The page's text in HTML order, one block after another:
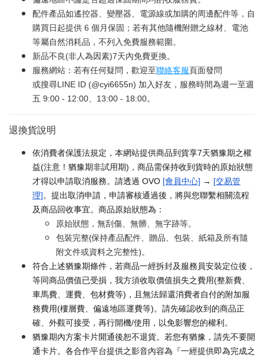
配件產品如遙控器、變壓器、電源線或加購的周邊配件等，自
購買日起提供 6 個月保固；若有其他隨機附贈之線材、電池
等屬自然消耗品，不列入免費服務範圍。
新品不良(非人為因素)7天內免費更換。
服務網站：若有任何疑問，歡迎至聯絡客服頁面發問
或搜尋LINE ID (@cyi6655n) 加入好友，服務時間為週一至週
五 9:00 - 12:00、13:00 - 18:00。
退換貨說明
依消費者保護法規定，本網站提供商品到貨享7天猶豫期之權
益(注意！猶豫期非試用期)，商品需保持收到貨時的原始狀態
才得以申請取消服務。請透過 OVO [會員中心] → [交易管
理]。提出取消申請，申請審核通過後，將與您聯繫相關流程
及商品回收事宜。商品原始狀態為：
原始狀態，無刮傷、無髒、無字跡等。
包裝完整(保持產品配件、贈品、包裝、紙箱及所有隨
附文件或資料之完整性)。
符合上述猶豫期條件，若商品一經拆封及服務員安裝定位後，
等同商品價值已受損，我方須收取價值損失之費用(整新費、
車馬費、運費、包材費等)，且無法歸還消費者自付的附加服
務費用(樓層費、偏遠地區運費等)。請先確認收到的商品正
確、外觀可接受，再行開機/使用，以免影響您的權利。
猶豫期內方案卡片開通後恕不退貨。若您有猶豫，請先不要開
通卡片。各合作平台提供之影音內容為『一經提供即為完成之